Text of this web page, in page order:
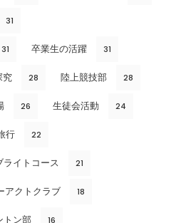
31
31 卒業生の活躍 31
28 陸上競技部 28
26 生徒会活動 24
行 22
ライトコース 21
アクトクラブ 18
トン部 16